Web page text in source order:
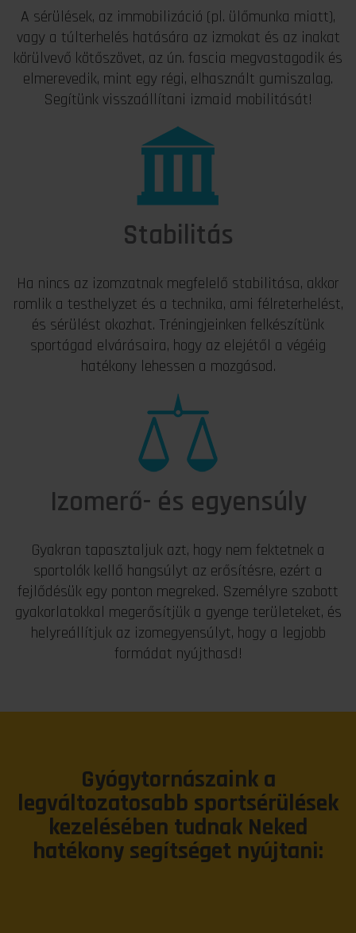
A sérülések, az immobilizáció (pl. ülőmunka miatt),
vagy a túlterhelés hatására az izmokat és az inakat
körülvevő kötőszövet, az ún. fascia megvastagodik és
elmerevedik, mint egy régi, elhasznált gumiszalag.
Segítünk visszaállítani izmaid mobilitását!
Stabilitás
Ha nincs az izomzatnak megfelelő stabilitása, akkor
romlik a testhelyzet és a technika, ami félreterhelést,
és sérülést okozhat. Tréningjeinken felkészítünk
sportágad elvárásaira, hogy az elejétől a végéig
hatékony lehessen a mozgásod.
Izomerő- és egyensúly
Gyakran tapasztaljuk azt, hogy nem fektetnek a
sportolók kellő hangsúlyt az erősítésre, ezért a
fejlődésük egy ponton megreked. Személyre szabott
gyakorlatokkal megerősítjük a gyenge területeket, és
helyreállítjuk az izomegyensúlyt, hogy a legjobb
formádat nyújthasd!
Gyógytornászaink a
legváltozatosabb sportsérülések
kezelésében tudnak Neked
hatékony segítséget nyújtani: